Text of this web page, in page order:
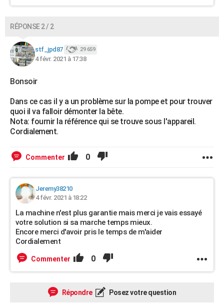
RÉPONSE 2 / 2
stf_jpd87 29 659
4 févr. 2021 à 17:38
Bonsoir
Dans ce cas il y a un problème sur la pompe et pour trouver
quoi il va falloir démonter la bête.
Nota: fournir la référence qui se trouve sous l'appareil.
Cordialement.
Commenter 0
Jeremy38210
4 févr. 2021 à 18:22
La machine n'est plus garantie mais merci je vais essayé
votre solution si sa marche temps mieux.
Encore merci d'avoir pris le temps de m'aider
Cordialement
Commenter 0
Répondre Posez votre question